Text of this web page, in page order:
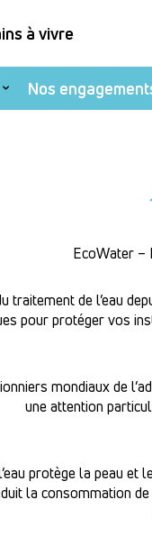
à vivre
Nos
EcoWater –
traitement de l’eau
pour protéger vos
mondiaux de
une attention
protège la peau
la consommation